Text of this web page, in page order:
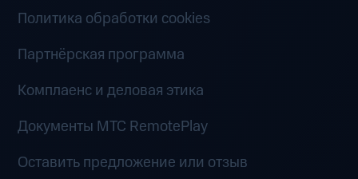
Политика обработки cookies
Партнёрская программа
Комплаенс и деловая этика
Документы MTC RemotePlay
Оставить предложение или отзыв